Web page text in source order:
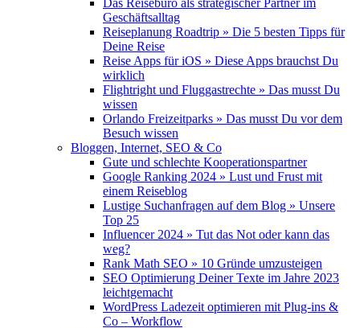
Das Reisebüro als strategischer Partner im
Geschäftsalltag
Reiseplanung Roadtrip » Die 5 besten Tipps für
Deine Reise
Reise Apps für iOS » Diese Apps brauchst Du
wirklich
Flightright und Fluggastrechte » Das musst Du
wissen
Orlando Freizeitparks » Das musst Du vor dem
Besuch wissen
Bloggen, Internet, SEO & Co
Gute und schlechte Kooperationspartner
Google Ranking 2024 » Lust und Frust mit
einem Reiseblog
Lustige Suchanfragen auf dem Blog » Unsere
Top 25
Influencer 2024 » Tut das Not oder kann das
weg?
Rank Math SEO » 10 Gründe umzusteigen
SEO Optimierung Deiner Texte im Jahre 2023
leichtgemacht
WordPress Ladezeit optimieren mit Plug-ins &
Co – Workflow